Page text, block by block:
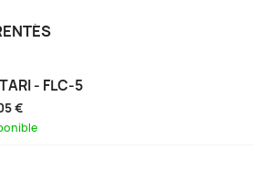
- FLC-5
€